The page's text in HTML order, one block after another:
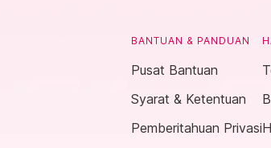
BANTUAN & PANDUAN
Pusat Bantuan
Syarat & Ketentuan
Pemberitahuan Privasi